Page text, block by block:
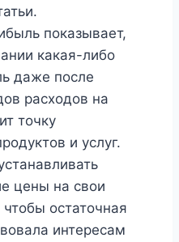
показывает,
какая-либо
даже после
расходов на
точку
и услуг.
цены на свои
остаточная
интересам